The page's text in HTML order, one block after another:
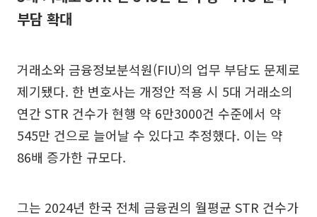
부담 확대
거래소와 금융정보분석원(FIU)의 업무 부담도 문제로
제기됐다. 한 변호사는 개정안 적용 시 5대 거래소의
연간 STR 건수가 현행 약 6만3000건 수준에서 약
545만 건으로 늘어날 수 있다고 추정했다. 이는 약
86배 증가한 규모다.
그는 2024년 한국 전체 금융권의 월평균 STR 건수가